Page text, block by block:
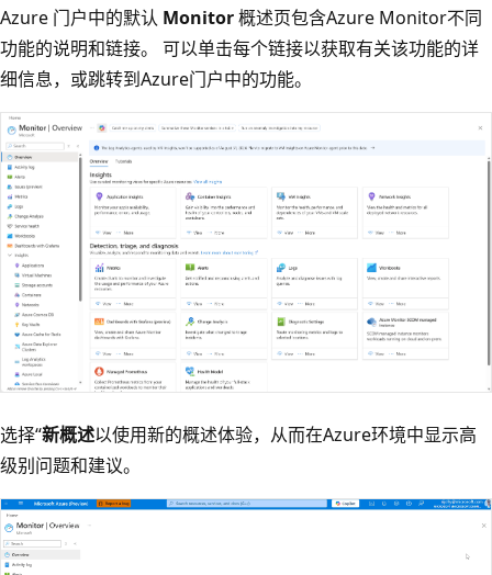
Azure 门户中的默认 Monitor概述页包含Azure Monitor不同
功能的说明和链接。 可以单击每个链接以获取有关该功能的详
细信息，或跳转到Azure门户中的功能。
选择“新概述以使用新的概述体验，从而在Azure环境中显示高
级别问题和建议。